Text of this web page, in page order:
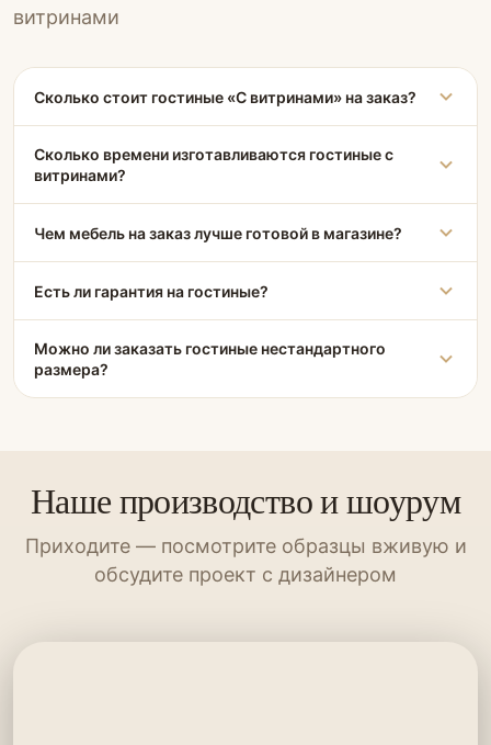
витринами
Сколько стоит гостиные «С витринами» на заказ?
Сколько времени изготавливаются гостиные с
витринами?
Чем мебель на заказ лучше готовой в магазине?
Есть ли гарантия на гостиные?
Можно ли заказать гостиные нестандартного
размера?
Наше производство и шоурум
Приходите — посмотрите образцы вживую и
обсудите проект с дизайнером